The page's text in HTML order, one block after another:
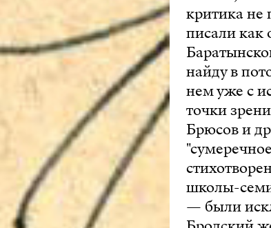
критика не
писали как
найду в
нем уже с
точки
Брюсов и
школы-
— были